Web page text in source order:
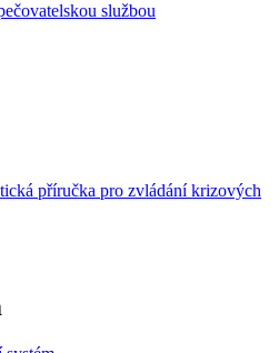
službou
příručka pro zvládání krizových